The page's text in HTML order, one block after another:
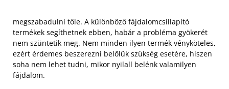
megszabadulni tőle. A különböző fájdalomcsillapító
termékek segíthetnek ebben, habár a probléma gyökerét
nem szüntetik meg. Nem minden ilyen termék vényköteles,
ezért érdemes beszerezni belőlük szükség esetére, hiszen
soha nem lehet tudni, mikor nyilall belénk valamilyen
fájdalom.